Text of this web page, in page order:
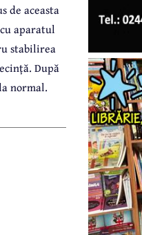
de aceasta
aparatul
stabilirea
După
normal.